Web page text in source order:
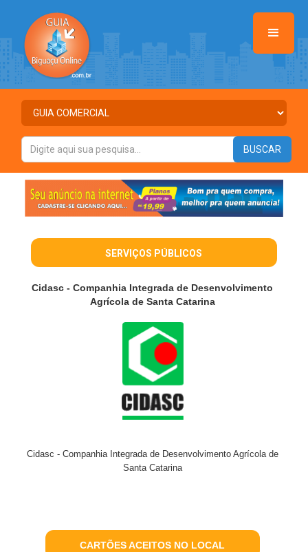
SERVIÇOS PÚBLICOS
Cidasc - Companhia Integrada de Desenvolvimento
Agrícola de Santa Catarina
Cidasc - Companhia Integrada de Desenvolvimento Agrícola de
Santa Catarina
CARTÕES ACEITOS NO LOCAL